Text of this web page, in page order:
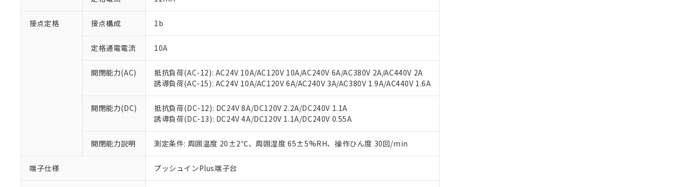
接点定格 接点構成 1b
定格通電電流 10A
開閉能力(AC)
抵抗負荷(AC-12): AC24V 10A/AC120V 10A/AC240V 6A/AC380V 2A/AC440V 2A
誘導負荷(AC-15): AC24V 10A/AC120V 6A/AC240V 3A/AC380V 1.9A/AC440V 1.6A
開閉能力(DC)
抵抗負荷(DC-12): DC24V 8A/DC120V 2.2A/DC240V 1.1A
誘導負荷(DC-13): DC24V 4A/DC120V 1.1A/DC240V 0.55A
開閉能力説明 測定条件: 周囲温度 20±2℃、周囲湿度 65±5%RH、操作ひん度 30回/min
端子仕様 プッシュインPlus端子台
本サービスは、当社制御機器事業取扱商品の当社在庫状況および標準価格(税抜)を提供させていただ
当社制御機器事業取扱商品の中には、本サービスの対象外となる商品もあることをご了承ください。
い。
正式な納期状況および標準価格はお客様のお取引先、またはお客様担当のオムロン制御機器販売店・
当社販売員にご相談ください。
在庫状況および標準価格結果を当社の事前の承諾なく第三者に漏洩または開示しないようお願いしま
す。
マイパーツ機能（部品リスト作成サービス）をご利用いただくには、I-Webメンバーズにご登録され
ている必要があります。
お客様が当ウェブサイト上で当社にご登録された部品リストについて、当社および当社の共同利用者
が、当社の製品・サービスに関するお客様との取引・商談に必要な範囲で利用することをご了承くだ
*EU RoHS指令（10物質）：
フタル酸ビス(2-エチルヘキシル) (DEHP)(別名：DOP) 1000ppm以下、フタル酸ブチルベンジル（BBP） 1000ppm以下、フタル酸ジブチ
ル（DBP） 1000ppm以下、フタル酸ジイソブチル (DIBP) 1000ppm以下
但し、RoHS指令で産業用監視および制御機器に対する適用除外項目は除く。
フタル酸エステル類の４物質については閾値を超える意図的な使用がないことを確認しています。
※2 対応予定月
部品在庫の切り替え状況などにより、予定月が前後することがあります。
※3 非含有証明書ダウンロード
「×」：最大均質材料含有率が中国RoHSの基準値を超えていることを示します。
Pb(鉛) :1000ppm、 Hg(水銀) : 1000ppm、 Cd(カドミウム) : 100ppm、
DEHP(フタル酸ビス(2-エチルヘキシル)) : 1000ppm
※2 環境保護使用期限
「ｅ」：有害物質（10物質）のすべてが基準値以下であることを示します。
味します。
「－」：未確認です。当社販売部門へお問い合わせください。
当社は、これら貴社製品のうち、外国為替および外国貿易法に定める商品（以下｢規制貨物等」とい
などの必要な手続きをとります。
ます。
当社は貴社製品を、核兵器、ミサイル、化学兵器、生物兵器またはその他武器並びにこれらの製造装
置等に一切使用いたしません。
当社は、貴社製品を第三者に販売する場合は、上記1、2および3の内容を当該第三者に通知します。
たしません。
△ 一定数には満たないが在庫あり
－
在庫なし(最新の在庫状況については、お客様のお取引先、またはお客様担当のオムロン制御
機器販売店・当社販売員にご確認ください)
空
受注生産機種、また在庫状況の情報を公開していない機種